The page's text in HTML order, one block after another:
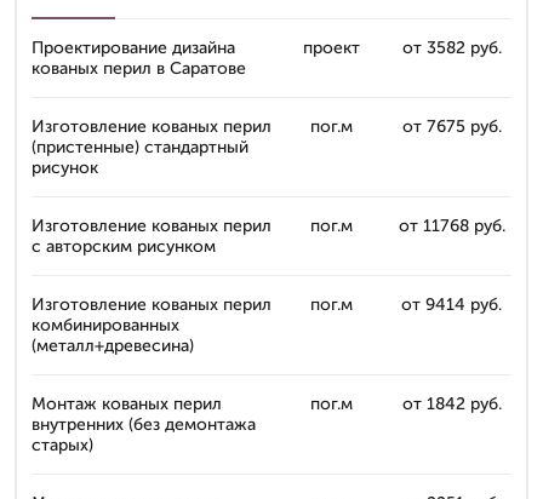
Проектирование дизайна
кованых перил в Саратове
проект от 3582 руб.
Изготовление кованых перил
(пристенные) стандартный
рисунок
пог.м от 7675 руб.
Изготовление кованых перил
с авторским рисунком
пог.м от 11768 руб.
Изготовление кованых перил
комбинированных
(металл+древесина)
пог.м от 9414 руб.
Монтаж кованых перил
внутренних (без демонтажа
старых)
пог.м от 1842 руб.